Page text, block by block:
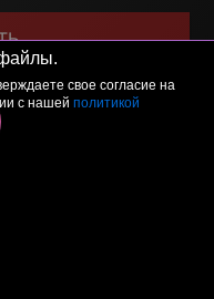
свое согласие на
с нашей политикой
обработки